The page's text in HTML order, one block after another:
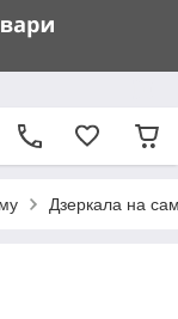
Дзеркала на